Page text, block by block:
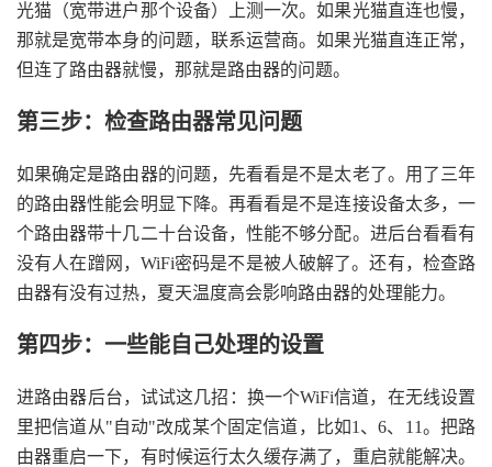
光猫（宽带进户那个设备）上测一次。如果光猫直连也慢，
那就是宽带本身的问题，联系运营商。如果光猫直连正常，
但连了路由器就慢，那就是路由器的问题。
第三步：检查路由器常见问题
如果确定是路由器的问题，先看看是不是太老了。用了三年
的路由器性能会明显下降。再看看是不是连接设备太多，一
个路由器带十几二十台设备，性能不够分配。进后台看看有
没有人在蹭网，WiFi密码是不是被人破解了。还有，检查路
由器有没有过热，夏天温度高会影响路由器的处理能力。
第四步：一些能自己处理的设置
进路由器后台，试试这几招：换一个WiFi信道，在无线设置
里把信道从"自动"改成某个固定信道，比如1、6、11。把路
由器重启一下，有时候运行太久缓存满了，重启就能解决。